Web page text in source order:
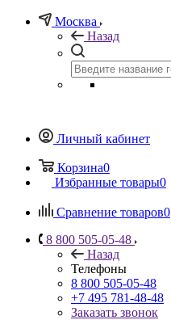
Москва
Назад
Личный кабинет
Корзина0
Избранные товары0
Сравнение товаров0
8 800 505-05-48
Назад
Телефоны
8 800 505-05-48
+7 495 781-48-48
Заказать звонок